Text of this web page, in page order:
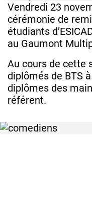
Vendredi 23
cérémonie de
étudiants
au Gaumont
Au cours de cette
diplômés de BTS
diplômes des
référent.